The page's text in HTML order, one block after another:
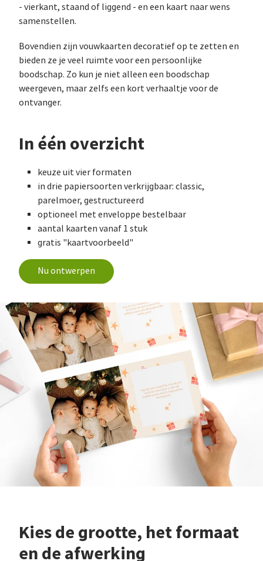
- vierkant, staand of liggend - en een kaart naar wens
samenstellen.
Bovendien zijn vouwkaarten decoratief op te zetten en
bieden ze je veel ruimte voor een persoonlijke
boodschap. Zo kun je niet alleen een boodschap
weergeven, maar zelfs een kort verhaaltje voor de
ontvanger.
In één overzicht
keuze uit vier formaten
in drie papiersoorten verkrijgbaar: classic,
parelmoer, gestructureerd
optioneel met enveloppe bestelbaar
aantal kaarten vanaf 1 stuk
gratis "kaartvoorbeeld"
Nu ontwerpen
Kies de grootte, het formaat
en de afwerking